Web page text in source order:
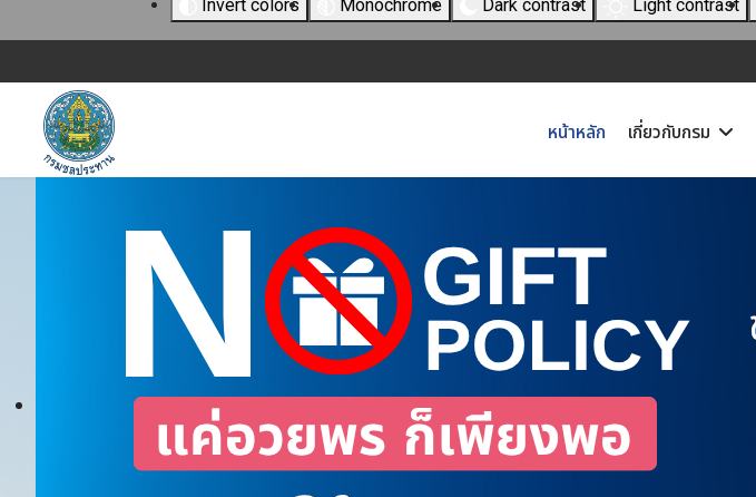
Invert colors Monochrome Dark contrast Light contrast
หน้าหลัก เกี่ยวกับกรม